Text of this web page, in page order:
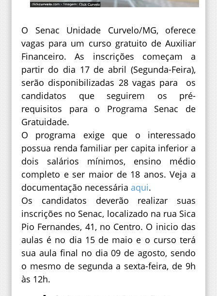
O Senac Unidade Curvelo/MG, oferece
vagas para um curso gratuito de Auxiliar
Financeiro. As inscrições começam a
partir do dia 17 de abril (Segunda-Feira),
serão disponibilizadas 28 vagas para os
candidatos que seguirem os pré-
requisitos para o Programa Senac de
Gratuidade.
O programa exige que o interessado
possua renda familiar per capita inferior a
dois salários mínimos, ensino médio
completo e ser maior de 18 anos. Veja a
documentação necessária aqui.
Os candidatos deverão realizar suas
inscrições no Senac, localizado na rua Sica
Pio Fernandes, 41, no Centro. O inicio das
aulas é no dia 15 de maio e o curso terá
sua aula final no dia 09 de agosto, sendo
o mesmo de segunda a sexta-feira, de 9h
às 12h.